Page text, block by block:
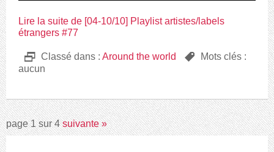
Lire la suite de [04-10/10] Playlist artistes/labels
étrangers #77
D Classé dans : Around the world ,
Mots clés :
aucun
page 1 sur 4 suivante »